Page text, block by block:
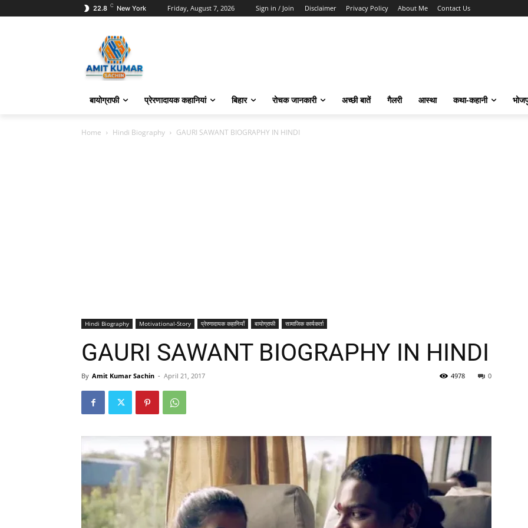
22.8 C New York Friday, August 7, 2026 Sign in / Join Disclaimer Privacy Policy About Me Contact Us
बायोग्राफी प्रेरणादायक कहानियां बिहार रोचक जानकारी अच्छी बातें गैलरी आस्था कथा-कहानी
Home Hindi Biography GAURI SAWANT BIOGRAPHY IN HINDI
Hindi Biography Motivational-Story प्रेरणादायक कहानियाँ बायोग्राफी सामाजिक कार्यकर्ता
GAURI SAWANT BIOGRAPHY IN HINDI
By Amit Kumar Sachin - April 21, 2017 0
4978